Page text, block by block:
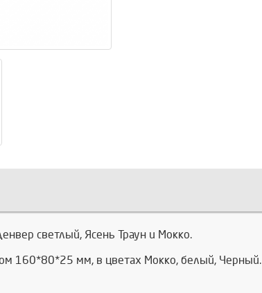
светлый, Ясень Траун и Мокко.
160*80*25 мм, в цветах Мокко, белый, Черный.